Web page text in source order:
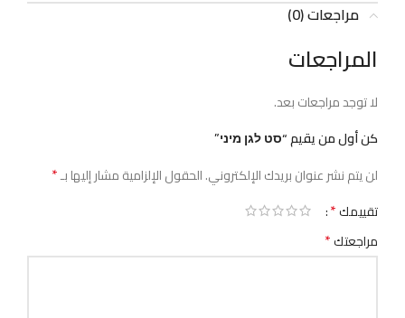
مراجعات (0)
المراجعات
لا توجد مراجعات بعد.
كن أول من يقيم “סט לגן מיני”
لن يتم نشر عنوان بريدك الإلكتروني.الحقول الإلزامية مشار إليها بـ*
تقييمك*
مراجعتك*